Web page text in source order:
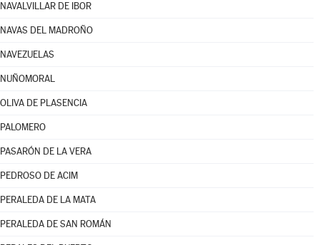
NAVALVILLAR DE IBOR
NAVAS DEL MADROÑO
NAVEZUELAS
NUÑOMORAL
OLIVA DE PLASENCIA
PALOMERO
PASARÓN DE LA VERA
PEDROSO DE ACIM
PERALEDA DE LA MATA
PERALEDA DE SAN ROMÁN